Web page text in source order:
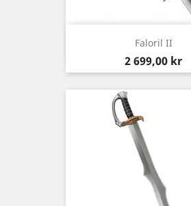
Faloril II
Pris
2 699,00 kr